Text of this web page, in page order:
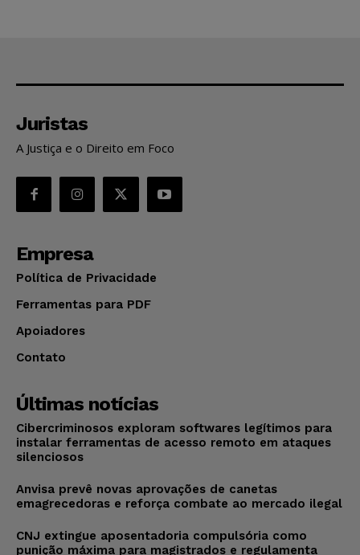
Juristas
A Justiça e o Direito em Foco
Empresa
Política de Privacidade
Ferramentas para PDF
Apoiadores
Contato
Últimas notícias
Cibercriminosos exploram softwares legítimos para
instalar ferramentas de acesso remoto em ataques
silenciosos
Anvisa prevê novas aprovações de canetas
emagrecedoras e reforça combate ao mercado ilegal
CNJ extingue aposentadoria compulsória como
punição máxima para magistrados e regulamenta